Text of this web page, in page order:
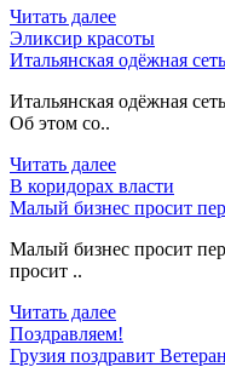
Читать далее
Эликсир красоты
Итальянская одёжная
Итальянская одёжная
Об этом со..
Читать далее
В коридорах власти
Малый бизнес просит
Малый бизнес просит
просит ..
Читать далее
Поздравляем!
Грузия поздравит